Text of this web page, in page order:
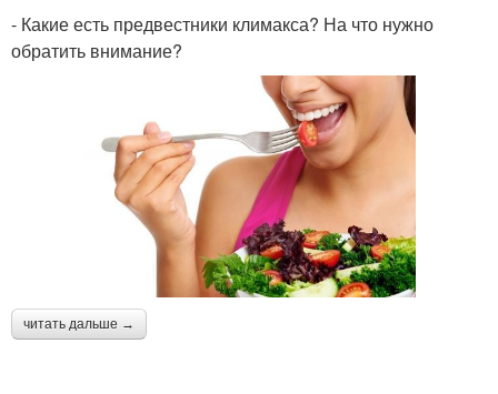
- Какие есть предвестники климакса? На что нужно
обратить внимание?
читать дальше →